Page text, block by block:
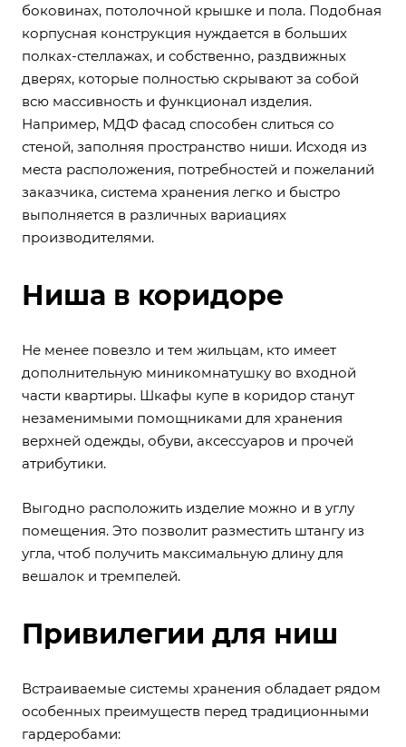
боковинах, потолочной крышке и пола. Подобная
корпусная конструкция нуждается в больших
полках-стеллажах, и собственно, раздвижных
дверях, которые полностью скрывают за собой
всю массивность и функционал изделия.
Например, МДФ фасад способен слиться со
стеной, заполняя пространство ниши. Исходя из
места расположения, потребностей и пожеланий
заказчика, система хранения легко и быстро
выполняется в различных вариациях
производителями.
Ниша в коридоре
Не менее повезло и тем жильцам, кто имеет
дополнительную миникомнатушку во входной
части квартиры. Шкафы купе в коридор станут
незаменимыми помощниками для хранения
верхней одежды, обуви, аксессуаров и прочей
атрибутики.
Выгодно расположить изделие можно и в углу
помещения. Это позволит разместить штангу из
угла, чтоб получить максимальную длину для
вешалок и тремпелей.
Привилегии для ниш
Встраиваемые системы хранения обладает рядом
особенных преимуществ перед традиционными
гардеробами: